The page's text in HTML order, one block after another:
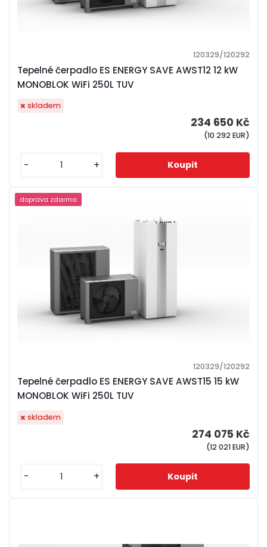
Tepelné čerpadlo ES ENERGY SAVE AWST12 12 kW
MONOBLOK WiFi 250L TUV
120329/120292
234 650 Kč
(10 292 EUR)
skladem
- +
Tepelné čerpadlo ES ENERGY SAVE AWST15 15 kW
MONOBLOK WiFi 250L TUV
120329/120292
274 075 Kč
(12 021 EUR)
skladem
- +
doprava zdarma